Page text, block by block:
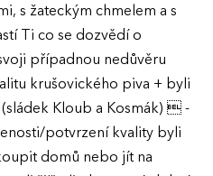
s žateckým chmelem a s
Ti co se dozvědí o
případnou nedůvěru
krušovického piva + byli
Kloub a Kosmák)  -
potvrzení kvality byli
domů nebo jít na